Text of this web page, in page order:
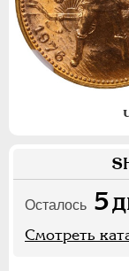
Осталось 5
Смотреть